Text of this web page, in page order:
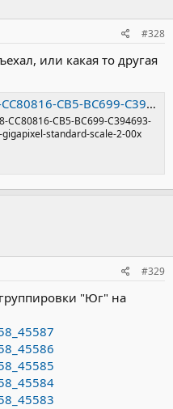
#328
или какая то другая
snapshot-00-03-408-gigapixel-standard-scale-2-00x hosted at ImgBB
CC80816-CB5-BC699-C394693-
standard-scale-2-00x
#329
"Юг" на